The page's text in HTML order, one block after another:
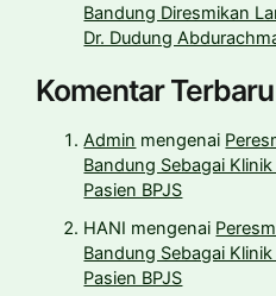
Bandung Diresmikan
Dr. Dudung
Komentar Terbaru
Admin mengenai
Bandung Sebagai
Pasien BPJS
HANI mengenai
Bandung Sebagai
Pasien BPJS